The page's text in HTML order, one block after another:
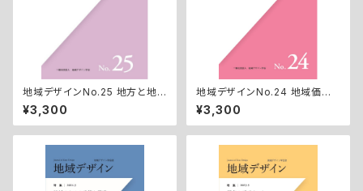
地域デザインNo.25 地方と地
域＆地方と中央
¥3,300
地域デザインNo.24 地域価値
発現方法の多様性
¥3,300